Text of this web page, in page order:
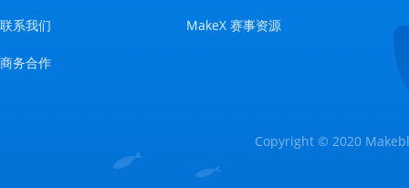
联系我们
商务合作
MakeX 赛事资源
Copyright © 2020